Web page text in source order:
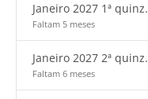
Janeiro 2027 1ª quinz.
Faltam 5 meses
Janeiro 2027 2ª quinz.
Faltam 6 meses